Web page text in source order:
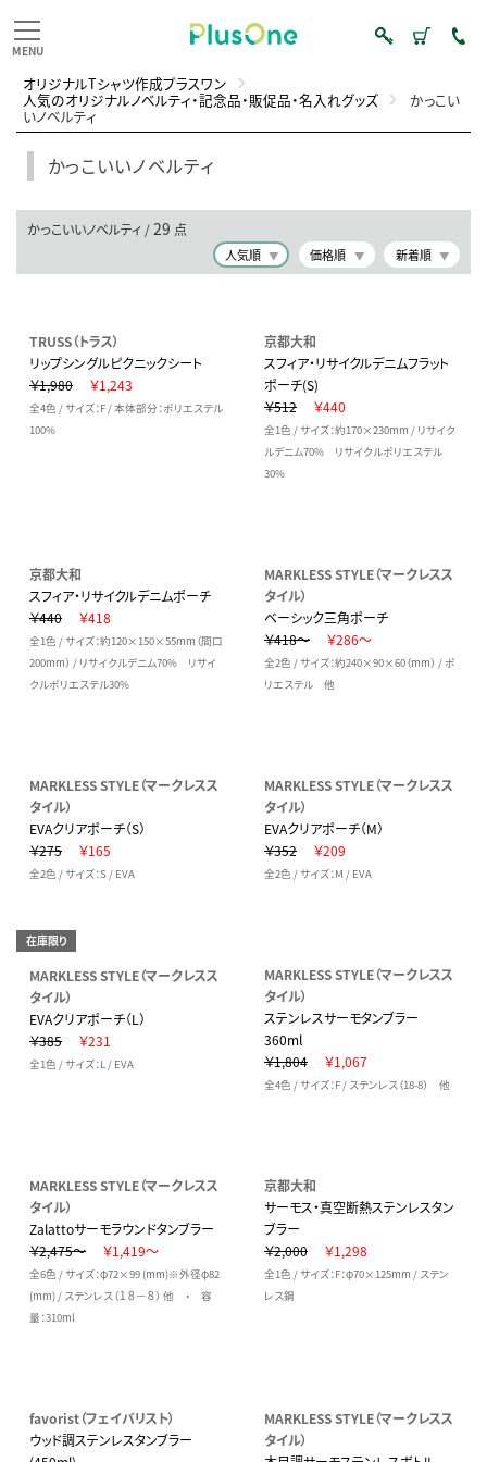
オリジナルTシャツ作成プラスワン
人気のオリジナルノベルティ・記念品・販促品・名入れグッズ かっこい
いノベルティ
かっこいいノベルティ
かっこいいノベルティ /29 点
人気順 価格順 新着順
TRUSS（トラス）
リップシングルピクニックシート
￥1,980
￥1,243
全4色 / サイズ：F / 本体部分：ポリエステル
100%
京都大和
スフィア・リサイクルデニムフラット
ポーチ(S)
￥512
￥440
全1色 / サイズ：約170×230mm / リサイク
ルデニム70% リサイクルポリエステル
30%
京都大和
スフィア・リサイクルデニムポーチ
￥440
￥418
全1色 / サイズ：約120×150×55mm（間口
200mm） / リサイクルデニム70% リサイ
クルポリエステル30%
MARKLESS STYLE（マークレスス
タイル）
ベーシック三角ポーチ
￥418～
￥286～
全2色 / サイズ：約240×90×60（mm） / ポ
リエステル 他
MARKLESS STYLE（マークレスス
タイル）
EVAクリアポーチ（S）
￥275
￥165
全2色 / サイズ：S / EVA
MARKLESS STYLE（マークレスス
タイル）
EVAクリアポーチ（M）
￥352
￥209
全2色 / サイズ：M / EVA
在庫限り
MARKLESS STYLE（マークレスス
タイル）
EVAクリアポーチ（L）
￥385
￥231
全1色 / サイズ：L / EVA
MARKLESS STYLE（マークレスス
タイル）
ステンレスサーモタンブラー
360ml
￥1,804
￥1,067
全4色 / サイズ：F / ステンレス（18-8） 他
MARKLESS STYLE（マークレスス
タイル）
Zalattoサーモラウンドタンブラー
￥2,475～
￥1,419～
全6色 / サイズ：φ72×99 (mm)※外径φ82
(mm) / ステンレス（１８－８） 他 ・ 容
量：310ml
京都大和
サーモス・真空断熱ステンレスタン
ブラー
￥2,000
￥1,298
全1色 / サイズ：F：φ70×125mm / ステン
レス鋼
favorist（フェイバリスト）
ウッド調ステンレスタンブラー
MARKLESS STYLE（マークレスス
タイル）